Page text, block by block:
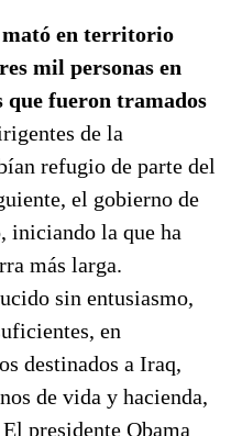
mató en territorio
mil personas en
que fueron tramados
de la
refugio de parte del
el gobierno de
iniciando la que ha
más larga.
sin entusiasmo,
en
destinados a Iraq,
de vida y hacienda,
presidente Obama